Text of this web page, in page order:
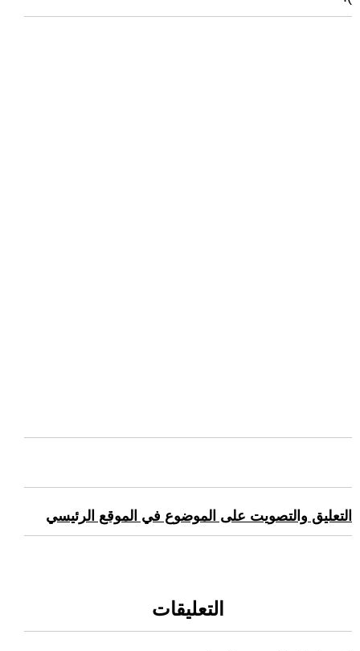
التعليق والتصويت على الموضوع في الموقع الرئيسي
التعليقات